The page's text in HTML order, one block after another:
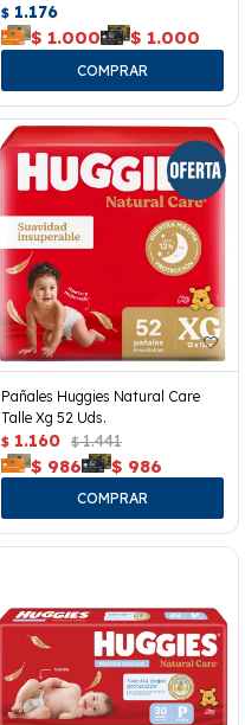
$ 1.176
$ 1.000 $ 1.000
Pañales Huggies Natural Care
Talle Xg 52 Uds.
$ 1.160 $ 1.441
$ 986 $ 986